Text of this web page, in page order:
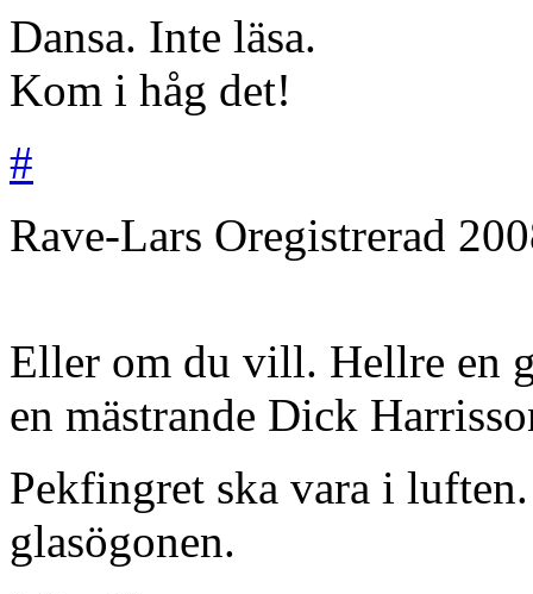
Dansa. Inte läsa.
Kom i håg det!
#
Rave-Lars Oregistrerad
Eller om du vill. Hellre en
en mästrande Dick
Pekfingret ska vara i
glasögonen.